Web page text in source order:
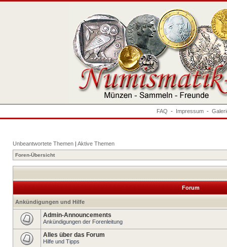
FAQ - Impressum -
Unbeantwortete Themen | Aktive Themen
Foren-Übersicht
Forum
Ankündigungen und Hilfe
Admin-Announcements
Ankündigungen der Forenleitung
Alles über das Forum
Hilfe und Tipps